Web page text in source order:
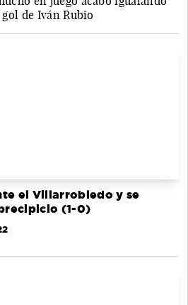
de Iván Rubio
el Villarrobledo y se
(1-0)